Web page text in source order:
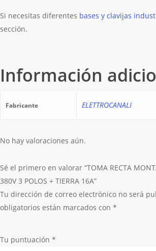
Si necesitas diferentes bases y clavijas
sección.
Información
Fabricante ELETTROCANALI
No hay valoraciones aún.
Sé el primero en valorar “TOMA RECTA
380V 3 POLOS + TIERRA 16A”
Tu dirección de correo electrónico no será
obligatorios están marcados con *
Tu puntuación *